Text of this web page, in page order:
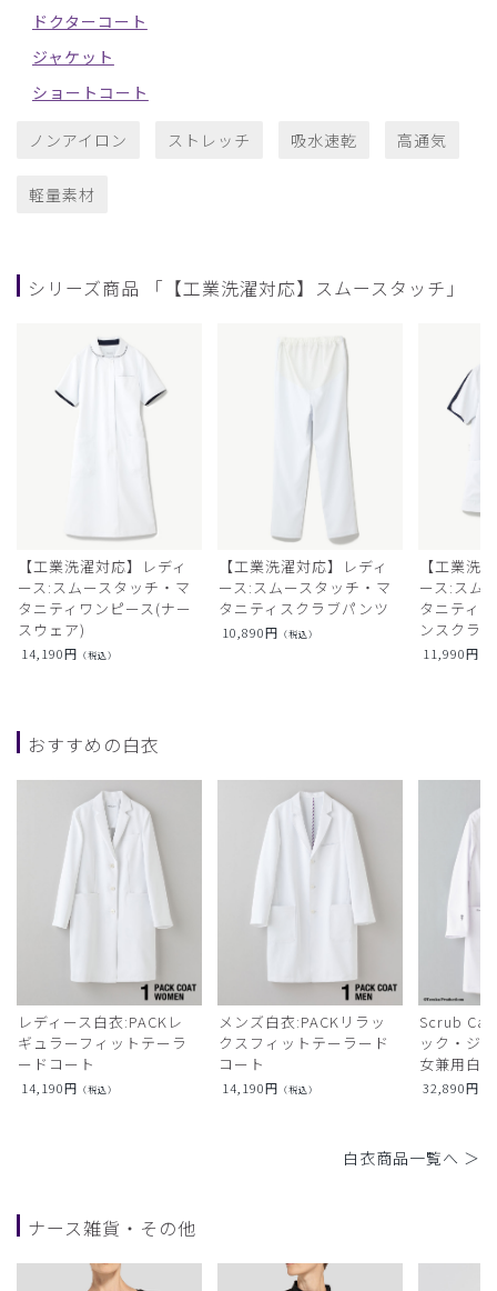
ドクターコート
ジャケット
ショートコート
ノンアイロン ストレッチ 吸水速乾 高通気
軽量素材
シリーズ商品 「【工業洗濯対応】スムースタッチ」
【工業洗濯対応】レディ
ース:スムースタッチ・マ
タニティワンピース(ナー
スウェア)
14,190円 （税込）
【工業洗濯対応】レディ
ース:スムースタッチ・マ
タニティスクラブパンツ
10,890円 （税込）
【工業洗
ース:スム
タニティ
ンスクラ
11,990円
おすすめの白衣
レディース白衣:PACKレ
ギュラーフィットテーラ
ードコート
14,190円 （税込）
メンズ白衣:PACKリラッ
クスフィットテーラード
コート
14,190円 （税込）
Scrub
ック・ジ
女兼用白
32,890円
白衣商品一覧へ ＞
ナース雑貨・その他